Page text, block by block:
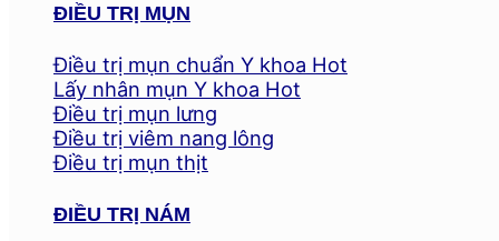
ĐIỀU TRỊ MỤN
Điều trị mụn chuẩn Y khoa
Lấy nhân mụn Y khoa
Điều trị mụn lưng
Điều trị viêm nang lông
Điều trị mụn thịt
ĐIỀU TRỊ NÁM